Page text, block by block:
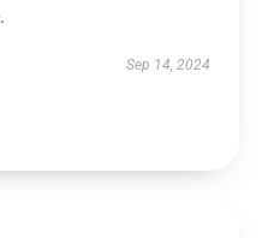
Sep 14, 2024